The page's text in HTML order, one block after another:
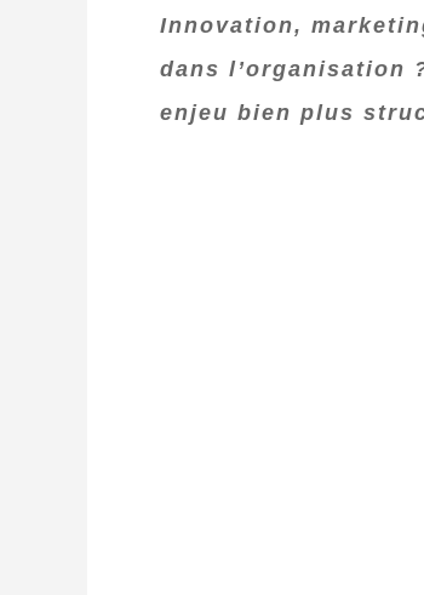
Innovation,
dans l’organisation
enjeu bien plus